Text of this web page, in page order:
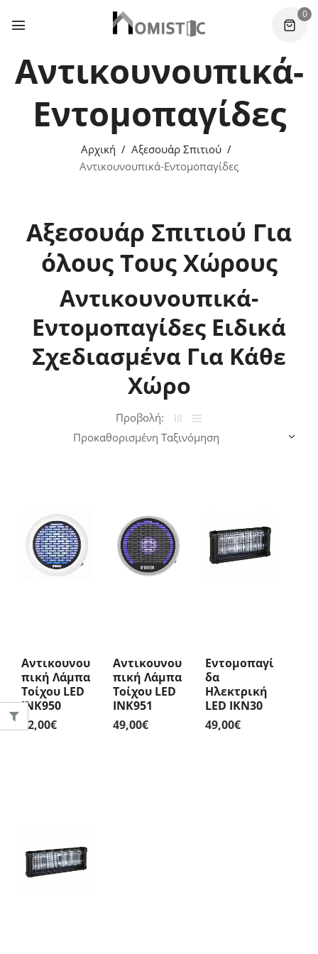
0
Αντικουνουπικά-
Εντομοπαγίδες
Αρχική
Αξεσουάρ Σπιτιού
Αντικουνουπικά-Εντομοπαγίδες
Αξεσουάρ Σπιτιού Για
όλους Τους Χώρους
Αντικουνουπικά-
Εντομοπαγίδες Ειδικά
Σχεδιασμένα Για Κάθε
Χώρο
Προβολή:
Αντικουνου
Πική Λάμπα
Τοίχου LED
INK950
42,00€
Αντικουνου
Πική Λάμπα
Τοίχου LED
INK951
49,00€
Εντομοπαγί
Δα
Ηλεκτρική
LED IKN30
49,00€